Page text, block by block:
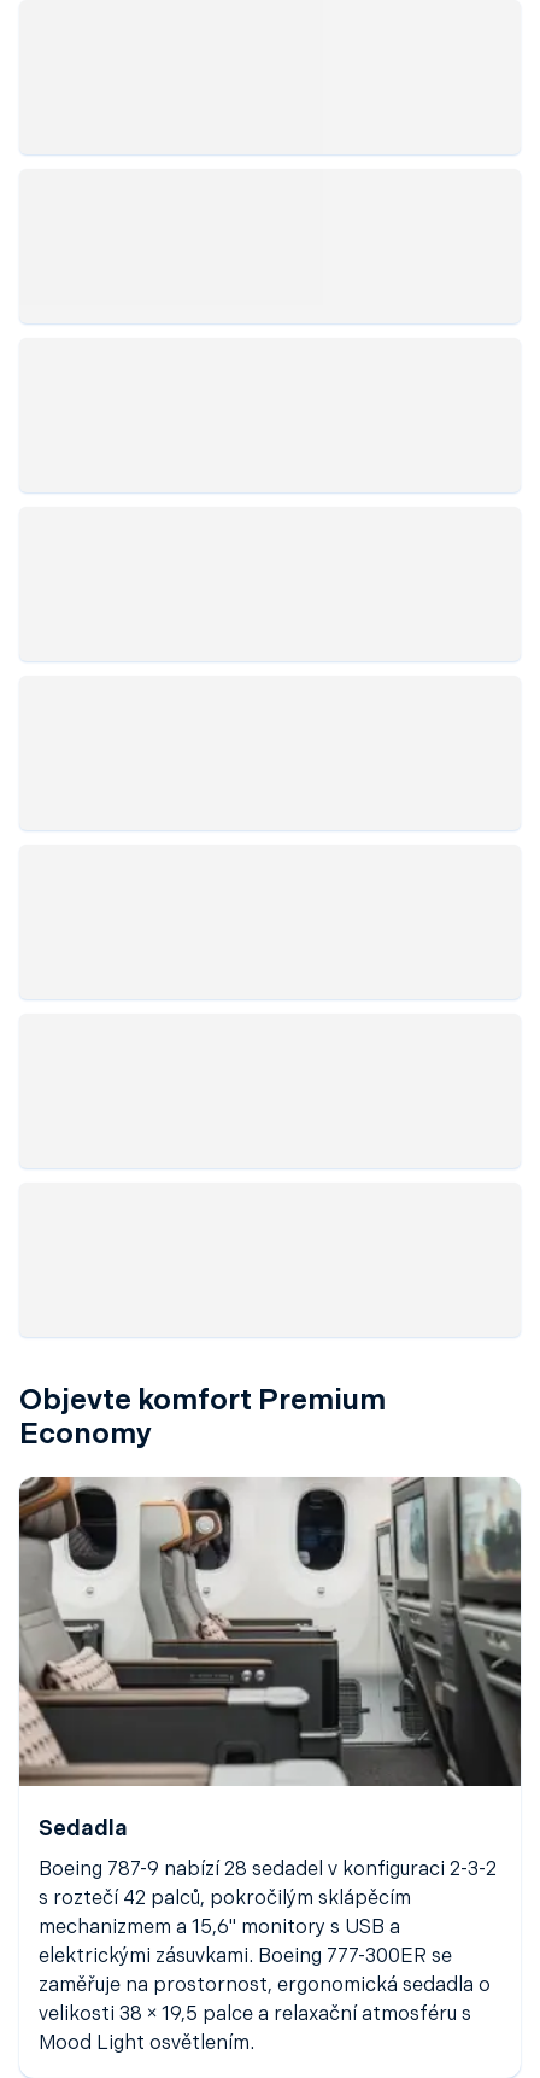
Objevte komfort Premium
Economy
Sedadla
Boeing 787-9 nabízí 28 sedadel v konfiguraci 2-3-2
s roztečí 42 palců, pokročilým sklápěcím
mechanizmem a 15,6" monitory s USB a
elektrickými zásuvkami. Boeing 777-300ER se
zaměřuje na prostornost, ergonomická sedadla o
velikosti 38 × 19,5 palce a relaxační atmosféru s
Mood Light osvětlením.